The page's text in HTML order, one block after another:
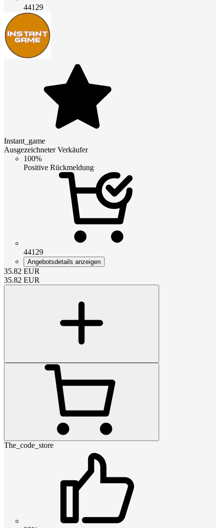
44129
Instant_game
Ausgezeichneter Verkäufer
100%
Positive Rückmeldung
44129
Angebotsdetails anzeigen
35.82 EUR
35.82 EUR
The_code_store